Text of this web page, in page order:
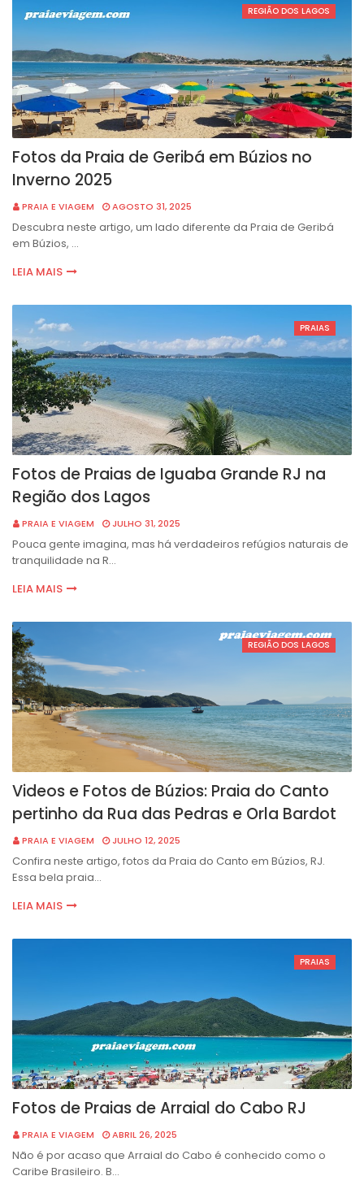
REGIÃO DOS LAGOS
Fotos da Praia de Geribá em Búzios no
Inverno 2025
PRAIA E VIAGEM AGOSTO 31, 2025
Descubra neste artigo, um lado diferente da Praia de Geribá
em Búzios, …
LEIA MAIS
PRAIAS
Fotos de Praias de Iguaba Grande RJ na
Região dos Lagos
PRAIA E VIAGEM JULHO 31, 2025
Pouca gente imagina, mas há verdadeiros refúgios naturais de
tranquilidade na R…
LEIA MAIS
REGIÃO DOS LAGOS
Videos e Fotos de Búzios: Praia do Canto
pertinho da Rua das Pedras e Orla Bardot
PRAIA E VIAGEM JULHO 12, 2025
Confira neste artigo, fotos da Praia do Canto em Búzios, RJ.
Essa bela praia…
LEIA MAIS
PRAIAS
Fotos de Praias de Arraial do Cabo RJ
PRAIA E VIAGEM ABRIL 26, 2025
Não é por acaso que Arraial do Cabo é conhecido como o
Caribe Brasileiro. B…